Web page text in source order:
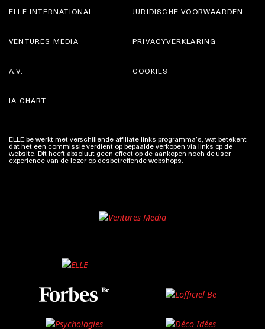
ELLE INTERNATIONAL
VENTURES MEDIA
JURIDISCHE VOORWAARDEN
PRIVACYVERKLARING
A.V.
IA CHART
COOKIES
ELLE.be werkt met verschillende affiliate links programma’s, wat betekent
dat het een commissie verdient op bepaalde verkopen via links op de
website. Dit heeft absoluut geen effect op de aankopen noch de user
experience van de lezer op desbetreffende webshops.